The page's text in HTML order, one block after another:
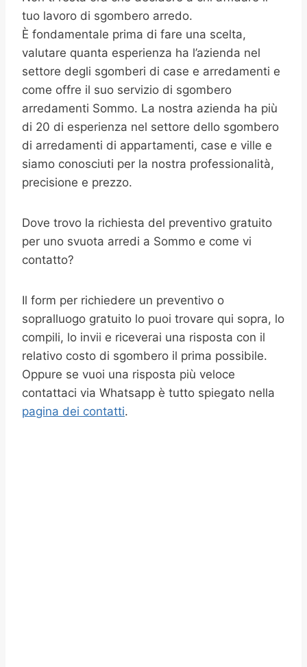
tuo lavoro di sgombero arredo.
È fondamentale prima di fare una scelta,
valutare quanta esperienza ha l’azienda nel
settore degli sgomberi di case e arredamenti e
come offre il suo servizio di sgombero
arredamenti Sommo. La nostra azienda ha più
di 20 di esperienza nel settore dello sgombero
di arredamenti di appartamenti, case e ville e
siamo conosciuti per la nostra professionalità,
precisione e prezzo.
Dove trovo la richiesta del preventivo gratuito
per uno svuota arredi a Sommo e come vi
contatto?
Il form per richiedere un preventivo o
sopralluogo gratuito lo puoi trovare qui sopra, lo
compili, lo invii e riceverai una risposta con il
relativo costo di sgombero il prima possibile.
Oppure se vuoi una risposta più veloce
contattaci via Whatsapp è tutto spiegato nella
pagina dei contatti.